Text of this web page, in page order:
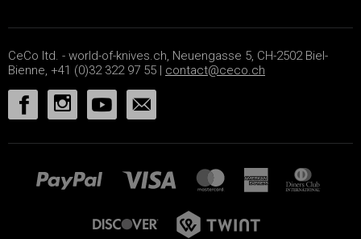
CeCo ltd. - world-of-knives.ch, Neuengasse 5, CH-2502 Biel-
Bienne, +41 (0)32 322 97 55 | contact@ceco.ch